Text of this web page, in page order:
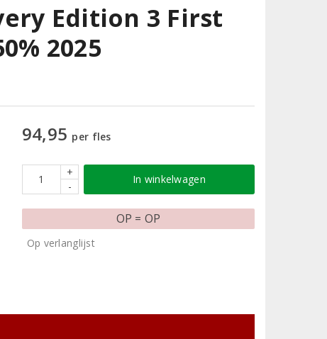
Edition 3 First
2025
94,95 per fles
+
-
In winkelwagen
OP = OP
Op verlanglijst